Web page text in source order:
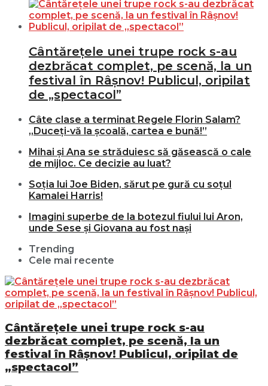
Cântărețele unei trupe rock s-au
dezbrăcat complet, pe scenă, la un
festival în Râșnov! Publicul, oripilat
de „spectacol”
Câte clase a terminat Regele Florin Salam?
„Duceți-vă la școală, cartea e bună!”
Mihai și Ana se străduiesc să găsească o cale
de mijloc. Ce decizie au luat?
Soția lui Joe Biden, sărut pe gură cu soțul
Kamalei Harris!
Imagini superbe de la botezul fiului lui Aron,
unde Sese și Giovana au fost nași
Trending
Cele mai recente
Cântărețele unei trupe rock s-au
dezbrăcat complet, pe scenă, la un
festival în Râșnov! Publicul, oripilat de
„spectacol”